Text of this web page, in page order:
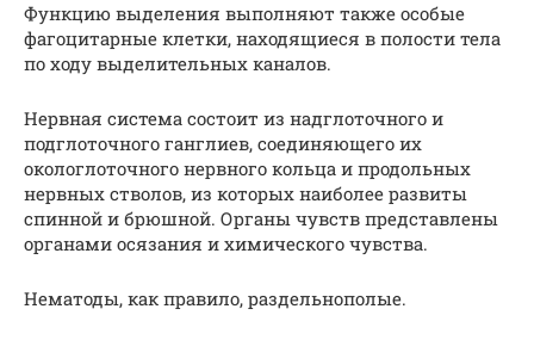
Функцию выделения выполняют также особые
фагоцитарные клетки, находящиеся в полости тела
по ходу выделительных каналов.
Нервная система состоит из надглоточного и
подглоточного ганглиев, соединяющего их
окологлоточного нервного кольца и продольных
нервных стволов, из которых наиболее развиты
спинной и брюшной. Органы чувств представлены
органами осязания и химического чувства.
Нематоды, как правило, раздельнополые.